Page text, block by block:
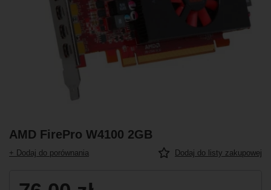
AMD FirePro W4100 2GB
+ Dodaj do porównania Dodaj do listy zakupowej